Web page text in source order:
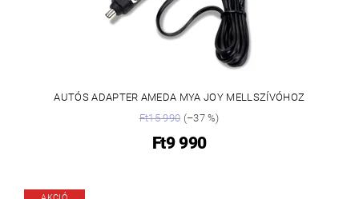
AUTÓS ADAPTER AMEDA MYA JOY MELLSZÍVÓHOZ
Ft15 990(–37 %)
Ft9 990